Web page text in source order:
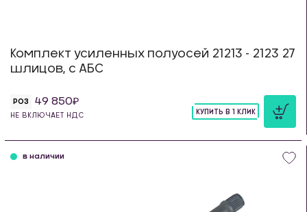
Комплект усиленных полуосей 21213 - 2123 27
шлицов, с АБС
РОЗ 49 850
НЕ ВКЛЮЧАЕТ НДС
КУПИТЬ В 1 КЛИК
в наличии